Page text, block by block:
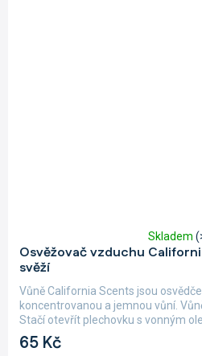
Osvěžovač vzduchu
svěží
hodnocení
produktu
je
5,0
z
hvězdiček.
Skladem
65 Kč
Vůně California Scents jsou
koncentrovanou a jemnou vůní.
Stačí otevřít plechovku s vonným